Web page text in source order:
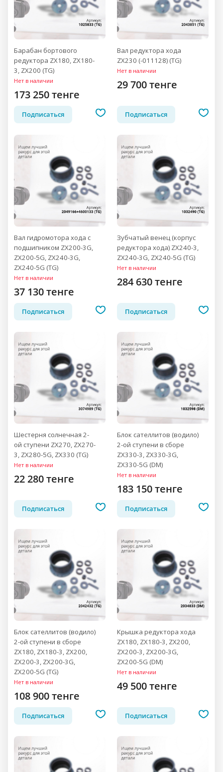
Барабан бортового
редуктора ZX180, ZX180-
3, ZX200 (TG)
Нет в наличии
173 250 тенге
Подписаться
Вал редуктора хода
ZX230 (-011128) (TG)
Нет в наличии
29 700 тенге
Подписаться
Вал гидромотора хода с
подшипником ZX200-3G,
ZX200-5G, ZX240-3G,
ZX240-5G (TG)
Нет в наличии
37 130 тенге
Подписаться
Зубчатый венец (корпус
редуктора хода) ZX240-3,
ZX240-3G, ZX240-5G (TG)
Нет в наличии
284 630 тенге
Подписаться
Шестерня солнечная 2-
ой ступени ZX270, ZX270-
3, ZX280-5G, ZX330 (TG)
Нет в наличии
22 280 тенге
Подписаться
Блок сателлитов (водило)
2-ой ступени в сборе
ZX330-3, ZX330-3G,
ZX330-5G (DM)
Нет в наличии
183 150 тенге
Подписаться
Блок сателлитов (водило)
2-ой ступени в сборе
ZX180, ZX180-3, ZX200,
ZX200-3, ZX200-3G,
ZX200-5G (TG)
Нет в наличии
108 900 тенге
Подписаться
Крышка редуктора хода
ZX180, ZX180-3, ZX200,
ZX200-3, ZX200-3G,
ZX200-5G (DM)
Нет в наличии
49 500 тенге
Подписаться